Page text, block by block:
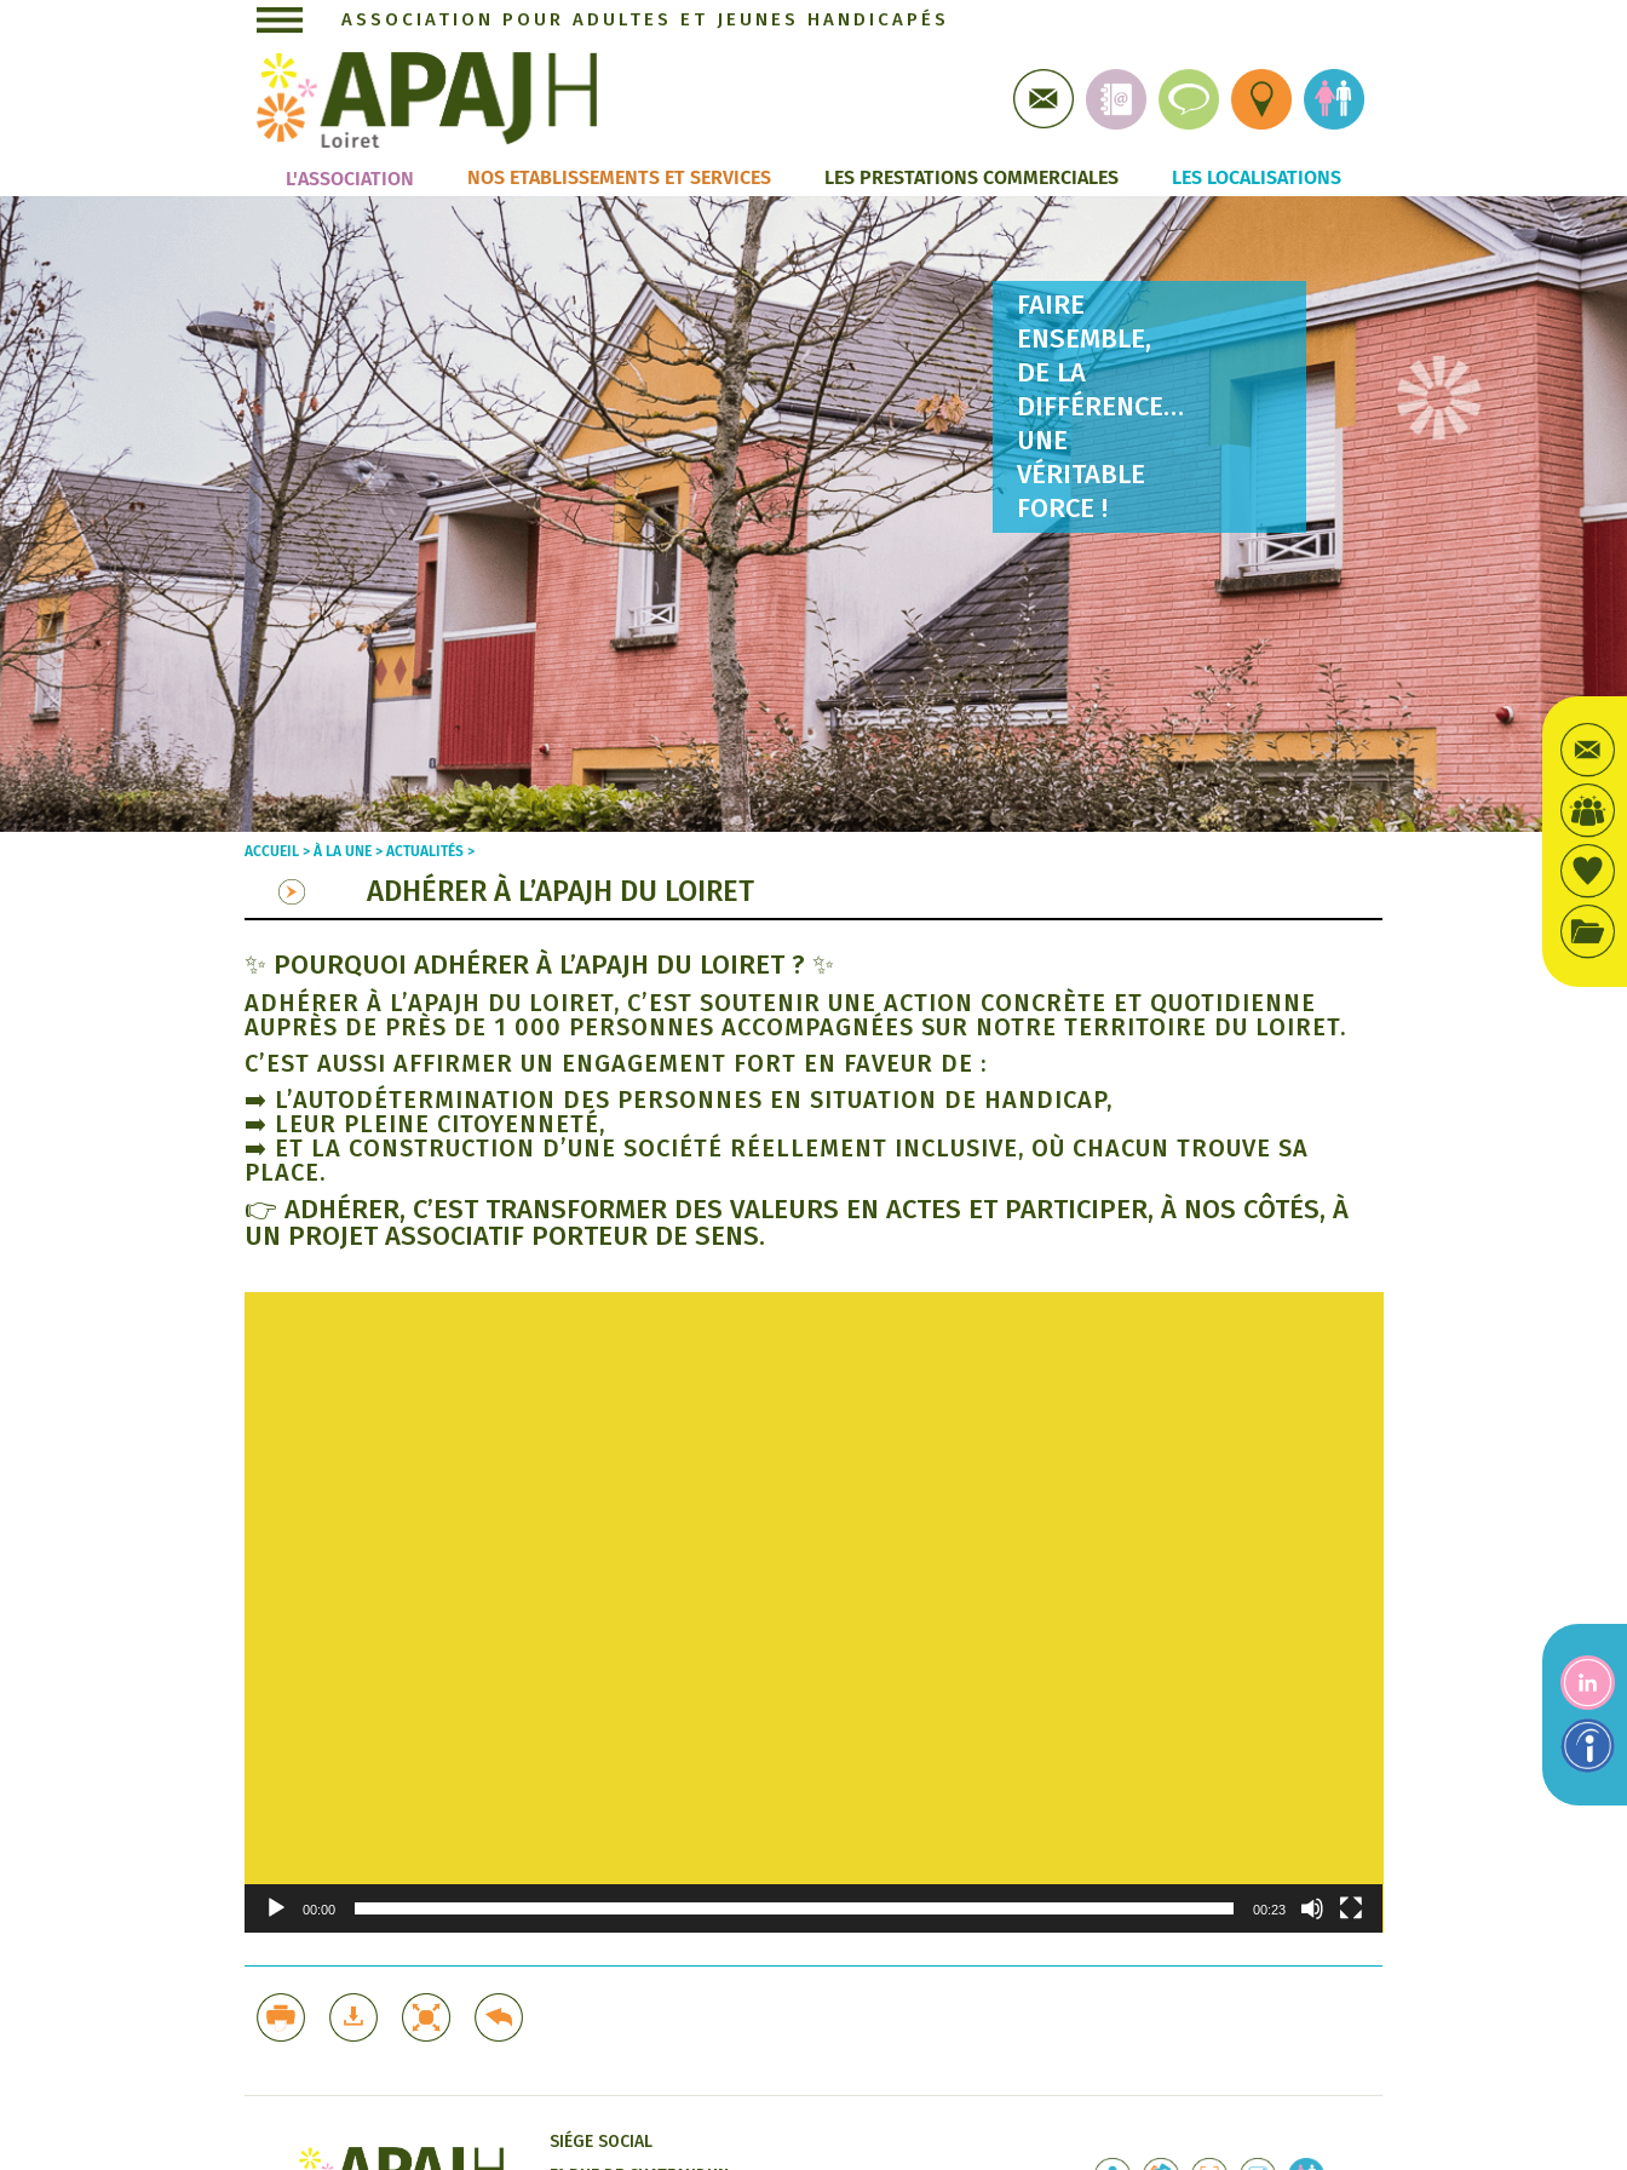
ASSOCIATION POUR ADULTES ET JEUNES HANDICAPÉS
L'ASSOCIATION NOS ETABLISSEMENTS ET SERVICES LES PRESTATIONS COMMERCIALES LES LOCALISATIONS
FAIRE
ENSEMBLE,
DE LA
DIFFÉRENCE…
UNE
VÉRITABLE
FORCE !
ACCUEIL > À LA UNE> ACTUALITÉS>
ADHÉRER À L’APAJH DU LOIRET
✨ POURQUOI ADHÉRER À L’APAJH DU LOIRET ? ✨
ADHÉRER À L’APAJH DU LOIRET, C’EST SOUTENIR UNE ACTION CONCRÈTE ET QUOTIDIENNE
AUPRÈS DE PRÈS DE 1 000 PERSONNES ACCOMPAGNÉES SUR NOTRE TERRITOIRE DU LOIRET.
C’EST AUSSI AFFIRMER UN ENGAGEMENT FORT EN FAVEUR DE :
➡️ L’AUTODÉTERMINATION DES PERSONNES EN SITUATION DE HANDICAP,
➡️ LEUR PLEINE CITOYENNETÉ,
➡️ ET LA CONSTRUCTION D’UNE SOCIÉTÉ RÉELLEMENT INCLUSIVE, OÙ CHACUN TROUVE SA
PLACE.
👉 ADHÉRER, C’EST TRANSFORMER DES VALEURS EN ACTES ET PARTICIPER, À NOS CÔTÉS, À
UN PROJET ASSOCIATIF PORTEUR DE SENS.
00:00 00:23
SIÉGE SOCIAL